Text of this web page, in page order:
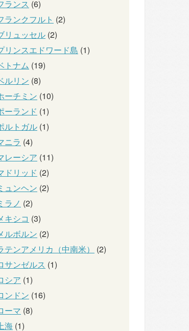
ランス (6)
ランクフルト (2)
リュッセル (2)
リンスエドワード島 (1)
トナム (19)
ルリン (8)
ーチミン (10)
ーランド (1)
ルトガル (1)
ニラ (4)
レーシア (11)
ドリッド (2)
ュンヘン (2)
ラノ (2)
キシコ (3)
ルボルン (2)
テンアメリカ（中南米）
(2)
サンゼルス (1)
シア (1)
ンドン (16)
ーマ (8)
海 (1)